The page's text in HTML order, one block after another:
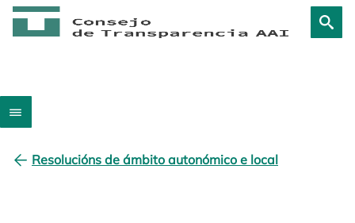
Resolucións de ámbito autonómico e local